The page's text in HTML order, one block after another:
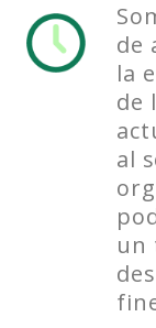
de
la
de
al
un